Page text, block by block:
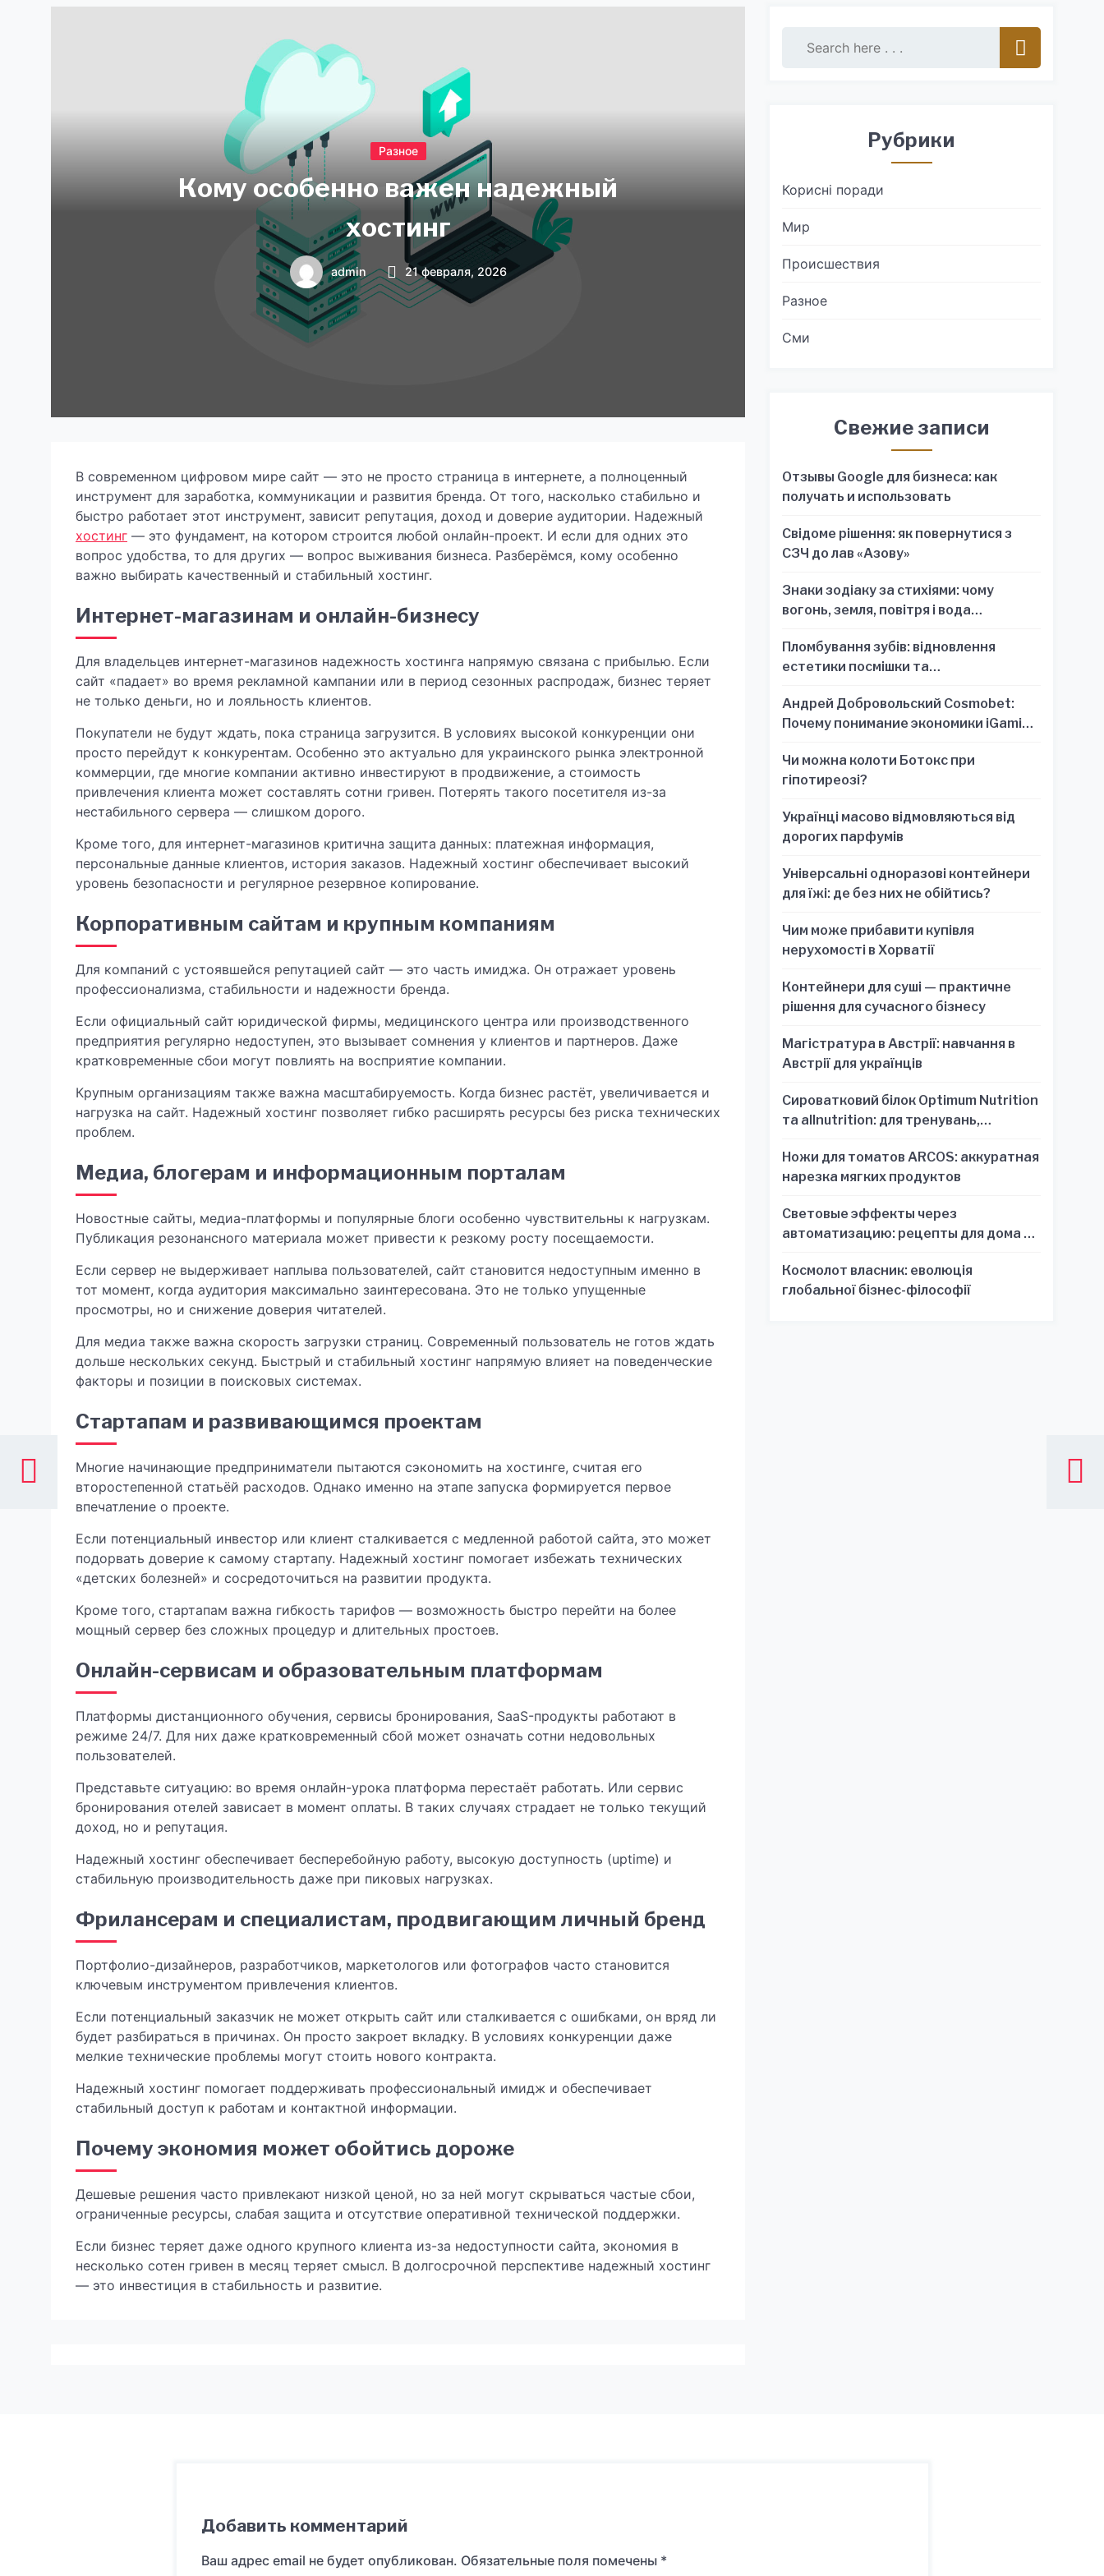
Разное
Кому особенно важен надежный
хостинг
admin 21 февраля, 2026
В современном цифровом мире сайт — это не просто страница в интернете, а полноценный
инструмент для заработка, коммуникации и развития бренда. От того, насколько стабильно и
быстро работает этот инструмент, зависит репутация, доход и доверие аудитории. Надежный
хостинг — это фундамент, на котором строится любой онлайн-проект. И если для одних это
вопрос удобства, то для других — вопрос выживания бизнеса. Разберёмся, кому особенно
важно выбирать качественный и стабильный хостинг.
Интернет-магазинам и онлайн-бизнесу
Для владельцев интернет-магазинов надежность хостинга напрямую связана с прибылью. Если
сайт «падает» во время рекламной кампании или в период сезонных распродаж, бизнес теряет
не только деньги, но и лояльность клиентов.
Покупатели не будут ждать, пока страница загрузится. В условиях высокой конкуренции они
просто перейдут к конкурентам. Особенно это актуально для украинского рынка электронной
коммерции, где многие компании активно инвестируют в продвижение, а стоимость
привлечения клиента может составлять сотни гривен. Потерять такого посетителя из-за
нестабильного сервера — слишком дорого.
Кроме того, для интернет-магазинов критична защита данных: платежная информация,
персональные данные клиентов, история заказов. Надежный хостинг обеспечивает высокий
уровень безопасности и регулярное резервное копирование.
Корпоративным сайтам и крупным компаниям
Для компаний с устоявшейся репутацией сайт — это часть имиджа. Он отражает уровень
профессионализма, стабильности и надежности бренда.
Если официальный сайт юридической фирмы, медицинского центра или производственного
предприятия регулярно недоступен, это вызывает сомнения у клиентов и партнеров. Даже
кратковременные сбои могут повлиять на восприятие компании.
Крупным организациям также важна масштабируемость. Когда бизнес растёт, увеличивается и
нагрузка на сайт. Надежный хостинг позволяет гибко расширять ресурсы без риска технических
проблем.
Медиа, блогерам и информационным порталам
Новостные сайты, медиа-платформы и популярные блоги особенно чувствительны к нагрузкам.
Публикация резонансного материала может привести к резкому росту посещаемости.
Если сервер не выдерживает наплыва пользователей, сайт становится недоступным именно в
тот момент, когда аудитория максимально заинтересована. Это не только упущенные
просмотры, но и снижение доверия читателей.
Для медиа также важна скорость загрузки страниц. Современный пользователь не готов ждать
дольше нескольких секунд. Быстрый и стабильный хостинг напрямую влияет на поведенческие
факторы и позиции в поисковых системах.
Стартапам и развивающимся проектам
Многие начинающие предприниматели пытаются сэкономить на хостинге, считая его
второстепенной статьёй расходов. Однако именно на этапе запуска формируется первое
впечатление о проекте.
Если потенциальный инвестор или клиент сталкивается с медленной работой сайта, это может
подорвать доверие к самому стартапу. Надежный хостинг помогает избежать технических
«детских болезней» и сосредоточиться на развитии продукта.
Кроме того, стартапам важна гибкость тарифов — возможность быстро перейти на более
мощный сервер без сложных процедур и длительных простоев.
Онлайн-сервисам и образовательным платформам
Платформы дистанционного обучения, сервисы бронирования, SaaS-продукты работают в
режиме 24/7. Для них даже кратковременный сбой может означать сотни недовольных
пользователей.
Представьте ситуацию: во время онлайн-урока платформа перестаёт работать. Или сервис
бронирования отелей зависает в момент оплаты. В таких случаях страдает не только текущий
доход, но и репутация.
Надежный хостинг обеспечивает бесперебойную работу, высокую доступность (uptime) и
стабильную производительность даже при пиковых нагрузках.
Фрилансерам и специалистам, продвигающим личный бренд
Портфолио-дизайнеров, разработчиков, маркетологов или фотографов часто становится
ключевым инструментом привлечения клиентов.
Если потенциальный заказчик не может открыть сайт или сталкивается с ошибками, он вряд ли
будет разбираться в причинах. Он просто закроет вкладку. В условиях конкуренции даже
мелкие технические проблемы могут стоить нового контракта.
Надежный хостинг помогает поддерживать профессиональный имидж и обеспечивает
стабильный доступ к работам и контактной информации.
Почему экономия может обойтись дороже
Дешевые решения часто привлекают низкой ценой, но за ней могут скрываться частые сбои,
ограниченные ресурсы, слабая защита и отсутствие оперативной технической поддержки.
Если бизнес теряет даже одного крупного клиента из-за недоступности сайта, экономия в
несколько сотен гривен в месяц теряет смысл. В долгосрочной перспективе надежный хостинг
— это инвестиция в стабильность и развитие.
Рубрики
Корисні поради
Мир
Происшествия
Разное
Сми
Свежие записи
Отзывы Google для бизнеса: как
получать и использовать
Свідоме рішення: як повернутися з
СЗЧ до лав «Азову»
Знаки зодіаку за стихіями: чому
вогонь, земля, повітря і вода
знак
Пломбування зубів: відновлення
естетики посмішки та
Андрей Добровольский Cosmobet:
Почему понимание экономики iGaming
решений
Чи можна колоти Ботокс при
гіпотиреозі?
Українці масово відмовляються від
дорогих парфумів
Універсальні одноразові контейнери
для їжі: де без них не обійтись?
Чим може прибавити купівля
нерухомості в Хорватії
Контейнери для суші — практичне
рішення для сучасного бізнесу
Магістратура в Австрії: навчання в
Австрії для українців
Сироватковий білок Optimum Nutrition
та allnutrition: для тренувань,
Ножи для томатов ARCOS: аккуратная
нарезка мягких продуктов
Световые эффекты через
автоматизацию: рецепты для дома и
Космолот власник: еволюція
глобальної бізнес-філософії
Добавить комментарий
Ваш адрес email не будет опубликован. Обязательные поля помечены *